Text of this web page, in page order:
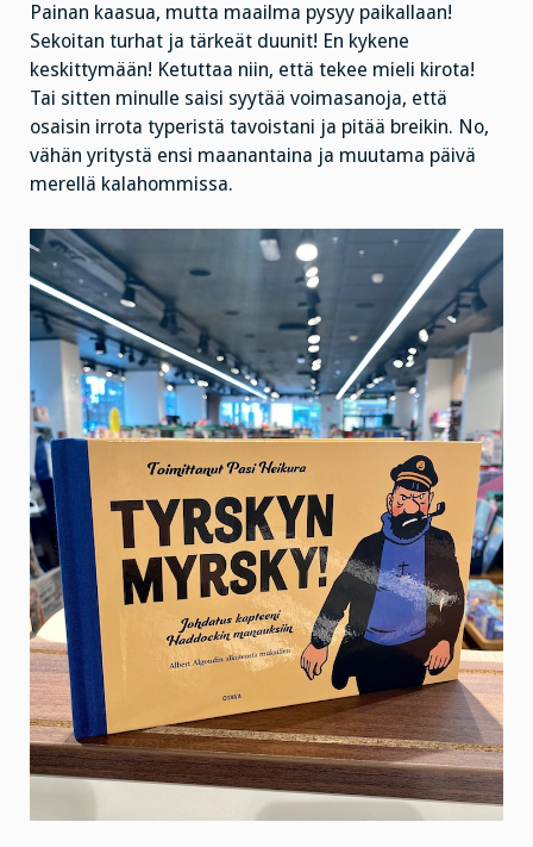
Painan kaasua, mutta maailma pysyy paikallaan!
Sekoitan turhat ja tärkeät duunit! En kykene
keskittymään! Ketuttaa niin, että tekee mieli kirota!
Tai sitten minulle saisi syytää voimasanoja, että
osaisin irrota typeristä tavoistani ja pitää breikin. No,
vähän yritystä ensi maanantaina ja muutama päivä
merellä kalahommissa.